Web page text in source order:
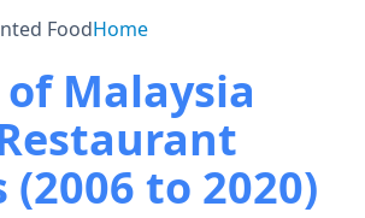
FoodHome
Malaysia
(2006 to 2020)